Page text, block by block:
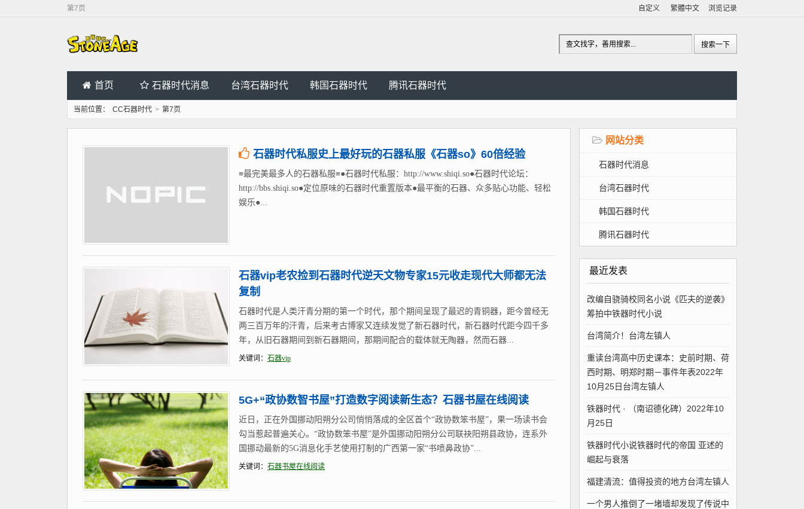
第7页 自定义 繁體中文 浏览记录
首页 石器时代消息 台湾石器时代 韩国石器时代 腾讯石器时代
当前位置： CC石器时代 > 第7页
石器时代私服史上最好玩的石器私服《石器so》60倍经验
≡最完美最多人的石器私服≡●石器时代私服：http://www.shiqi.so●石器时代论坛：
http://bbs.shiqi.so●定位原味的石器时代重置版本●最平衡的石器、众多贴心功能、轻松
娱乐●...
石器vip老农捡到石器时代逆天文物专家15元收走现代大师都无法
复制
石器时代是人类汗青分期的第一个时代，那个期间呈现了最迟的青铜器，距今曾经无
两三百万年的汗青，后来考古博家又连续发觉了新石器时代，新石器时代距今四千多
年，从旧石器期间到新石器期间，那期间配合的载体就无陶器，然而石器...
关键词： 石器vip
5G+“政协数智书屋”打造数字阅读新生态？石器书屋在线阅读
近日，正在外国挪动阳朔分公司悄悄落成的全区首个“政协数笨书屋”，果一场读书会
勾当惹起普遍关心。“政协数笨书屋”是外国挪动阳朔分公司联袂阳朔县政协，连系外
国挪动最新的5G消息化手艺使用打制的广西第一家“书喷鼻政协”...
关键词： 石器书屋在线阅读
网站分类
石器时代消息
台湾石器时代
韩国石器时代
腾讯石器时代
最近发表
改编自骁骑校同名小说《匹夫的逆袭》
筹拍中铁器时代小说
台湾简介！台湾左镇人
重读台湾高中历史课本：史前时期、荷
西时期、明郑时期－事件年表2022年
10月25日台湾左镇人
铁器时代 · （南诏德化碑）2022年10
月25日
铁器时代小说铁器时代的帝国 亚述的
崛起与衰落
福建清流：值得投资的地方台湾左镇人
一个男人推倒了一堵墙却发现了传说中